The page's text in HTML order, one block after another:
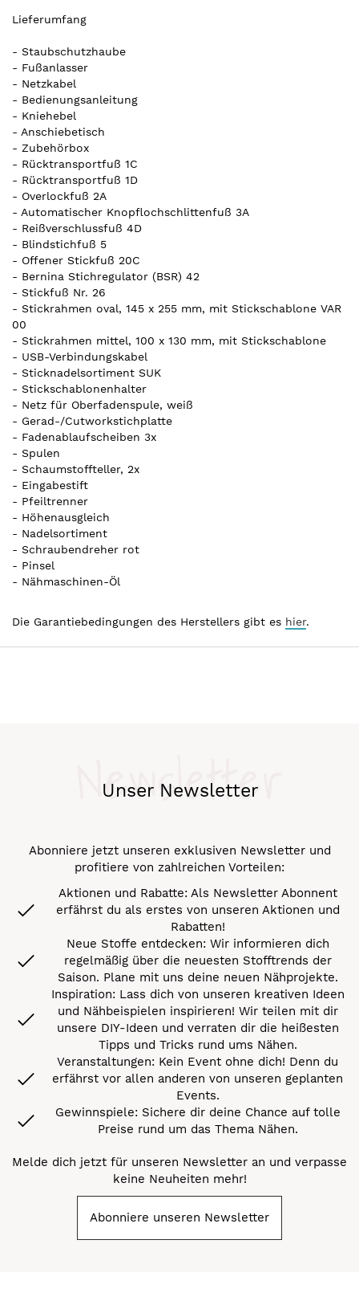
Lieferumfang
- Staubschutzhaube
- Fußanlasser
- Netzkabel
- Bedienungsanleitung
- Kniehebel
- Anschiebetisch
- Zubehörbox
- Rücktransportfuß 1C
- Rücktransportfuß 1D
- Overlockfuß 2A
- Automatischer Knopflochschlittenfuß 3A
- Reißverschlussfuß 4D
- Blindstichfuß 5
- Offener Stickfuß 20C
- Bernina Stichregulator (BSR) 42
- Stickfuß Nr. 26
- Stickrahmen oval, 145 x 255 mm, mit Stickschablone VAR
00
- Stickrahmen mittel, 100 x 130 mm, mit Stickschablone
- USB-Verbindungskabel
- Sticknadelsortiment SUK
- Stickschablonenhalter
- Netz für Oberfadenspule, weiß
- Gerad-/Cutworkstichplatte
- Fadenablaufscheiben 3x
- Spulen
- Schaumstoffteller, 2x
- Eingabestift
- Pfeiltrenner
- Höhenausgleich
- Nadelsortiment
- Schraubendreher rot
- Pinsel
- Nähmaschinen-Öl
Die Garantiebedingungen des Herstellers gibt es hier.
Unser Newsletter
Newsletter
Abonniere jetzt unseren exklusiven Newsletter und
profitiere von zahlreichen Vorteilen:
Aktionen und Rabatte: Als Newsletter Abonnent
erfährst du als erstes von unseren Aktionen und
Rabatten!
Neue Stoffe entdecken: Wir informieren dich
regelmäßig über die neuesten Stofftrends der
Saison. Plane mit uns deine neuen Nähprojekte.
Inspiration: Lass dich von unseren kreativen Ideen
und Nähbeispielen inspirieren! Wir teilen mit dir
unsere DIY-Ideen und verraten dir die heißesten
Tipps und Tricks rund ums Nähen.
Veranstaltungen: Kein Event ohne dich! Denn du
erfährst vor allen anderen von unseren geplanten
Events.
Gewinnspiele: Sichere dir deine Chance auf tolle
Preise rund um das Thema Nähen.
Melde dich jetzt für unseren Newsletter an und verpasse
keine Neuheiten mehr!
Abonniere unseren Newsletter